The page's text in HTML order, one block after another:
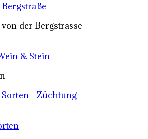
der Bergstrasse
& Stein
- Züchtung